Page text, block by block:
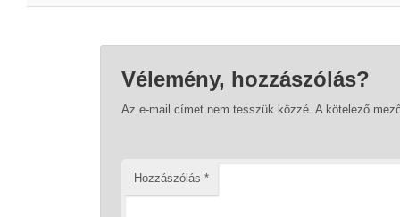
Vélemény, hozzászólás?
Az e-mail címet nem tesszük közzé. A kötelező
Hozzászólás *